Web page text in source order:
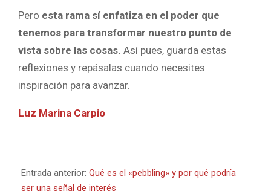
Pero esta rama sí enfatiza en el poder que
tenemos para transformar nuestro punto de
vista sobre las cosas. Así pues, guarda estas
reflexiones y repásalas cuando necesites
inspiración para avanzar.
Luz Marina Carpio
08-
21
Entrada anterior: Qué es el «pebbling» y por qué podría
ser una señal de interés